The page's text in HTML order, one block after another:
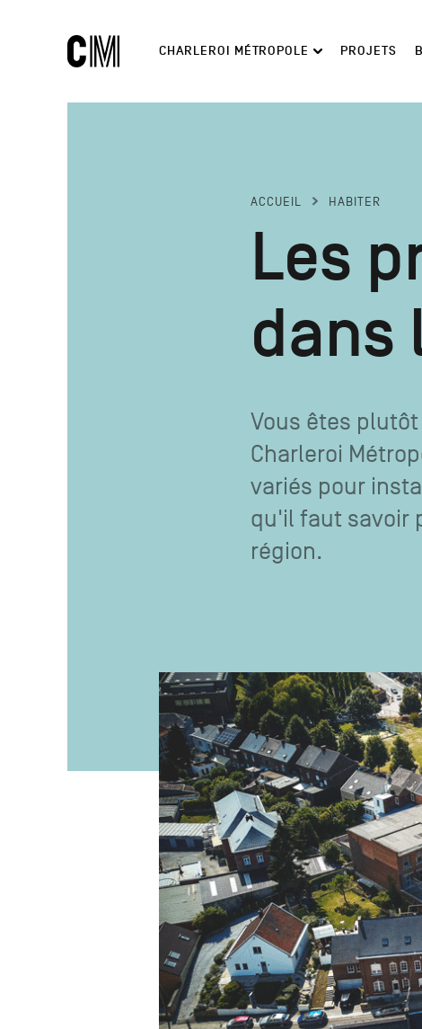
Charleroi
Métropole
Navigation
CHARLEROI MÉTROPOLE PROJETS
ACCUEIL HABITER
Les
dans
Vous êtes
Charleroi
variés pour
qu'il faut savoir
région.